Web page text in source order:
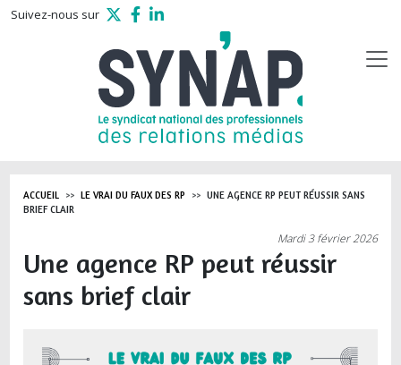
Aller au contenu principal
Suivez-nous sur
ACCUEIL LE VRAI DU FAUX DES RP
UNE AGENCE RP PEUT RÉUSSIR SANS
BRIEF CLAIR
Mardi 3 février 2026
Une agence RP peut réussir
sans brief clair